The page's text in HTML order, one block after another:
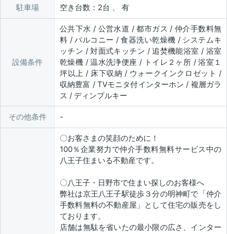
駐車場 空き台数：2台 、 有
設備条件
公共下水 / 公営水道 / 都市ガス / 仲介手数料無
料 / バルコニー / 食器洗い乾燥機 / システムキ
ッチン / 対面式キッチン / 追焚機能浴室 / 浴室
乾燥機 / 温水洗浄便座 / トイレ２ヶ所 / 浴室１
坪以上 / 床下収納 / ウォークインクロゼット /
収納豊富 / TVモニタ付インターホン / 複層ガラ
ス / ディンプルキー
その他条件
〇お客さまの笑顔のために！
100％企業努力で仲介手数料無料サービス中の
八王子住まいる不動産です。
〇八王子・日野市で住まい探しのお客様へ
弊社は京王八王子駅徒歩３分の明神町で「仲介
手数料無料の不動産屋」として住宅の販売をし
ております。
店舗は無駄を省いたの最小限の広さ、インター